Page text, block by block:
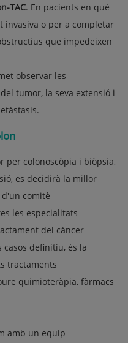
TAC. En pacients en què
invasiva o per a completar
que impedeixen
observar les
tumor, la seva extensió i
per colonoscòpia i biòpsia,
es decidirà la millor
comitè
les especialitats
del càncer
definitiu, és la
tractaments
quimioteràpia, fàrmacs
amb un equip